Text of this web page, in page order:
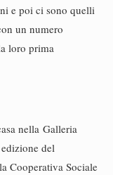
e poi ci sono quelli
un numero
loro prima
nella Galleria
del
Cooperativa Sociale